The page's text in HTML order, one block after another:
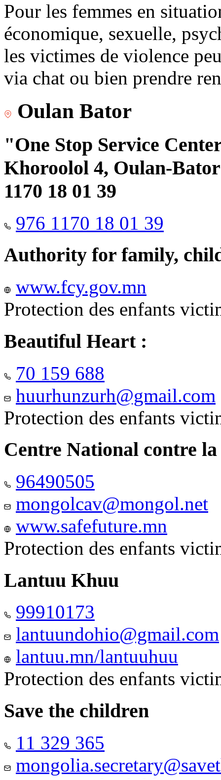
Pour les femmes en
économique, sexuelle,
les victimes de violence
via chat ou bien prendre
Oulan Bator
"One Stop Service
Khoroolol 4, Oulan-
1170 18 01 39
976 1170 18 01 39
Authority for family,
www.fcy.gov.mn
Protection des enfants
Beautiful Heart :
70 159 688
huurhunzurh@gmail.com
Protection des enfants
Centre National contre la
96490505
mongolcav@mongol.net
www.safefuture.mn
Protection des enfants
Lantuu Khuu
99910173
lantuundohio@gmail.com
lantuu.mn/lantuuhuu
Protection des enfants
Save the children
11 329 365